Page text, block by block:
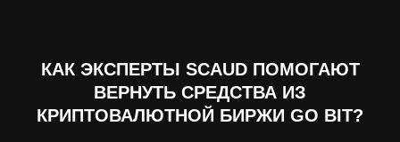
КАК ЭКСПЕРТЫ SCAUD ПОМОГАЮТ
ВЕРНУТЬ СРЕДСТВА ИЗ
КРИПТОВАЛЮТНОЙ БИРЖИ GO BIT?